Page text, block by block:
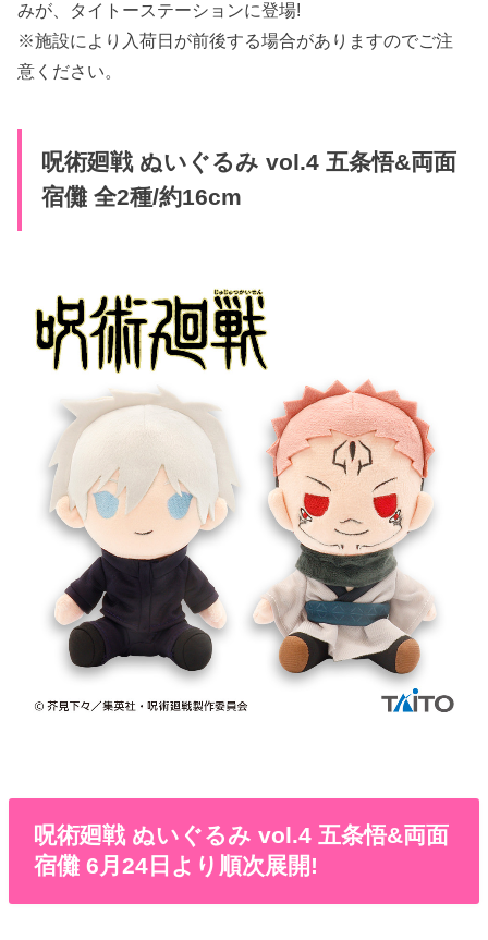
みが、タイトーステーションに登場!
※施設により入荷日が前後する場合がありますのでご注
意ください。
呪術廻戦 ぬいぐるみ vol.4 五条悟&両面
宿儺 全2種/約16cm
呪術廻戦 ぬいぐるみ vol.4 五条悟&両面
宿儺 6月24日より順次展開!